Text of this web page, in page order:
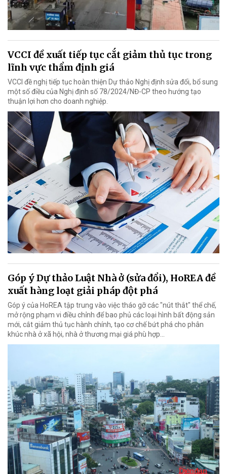
VCCI đề xuất tiếp tục cắt giảm thủ tục trong
lĩnh vực thẩm định giá
VCCI đề nghị tiếp tục hoàn thiện Dự thảo Nghị định sửa đổi, bổ sung
một số điều của Nghị định số 78/2024/NĐ-CP theo hướng tạo
thuận lợi hơn cho doanh nghiệp.
Góp ý Dự thảo Luật Nhà ở (sửa đổi), HoREA đề
xuất hàng loạt giải pháp đột phá
Góp ý của HoREA tập trung vào việc tháo gỡ các "nút thắt" thể chế,
mở rộng phạm vi điều chỉnh để bao phủ các loại hình bất động sản
mới, cắt giảm thủ tục hành chính, tạo cơ chế bứt phá cho phân
khúc nhà ở xã hội, nhà ở thương mại giá phù hợp...